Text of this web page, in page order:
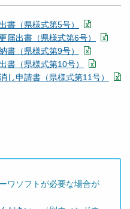
書（県様式第5号）
届出書（県様式第6号）
書（県様式第9号）
書（県様式第10号）
し申請書（県様式第11号）
ワソフトが必要な場合が